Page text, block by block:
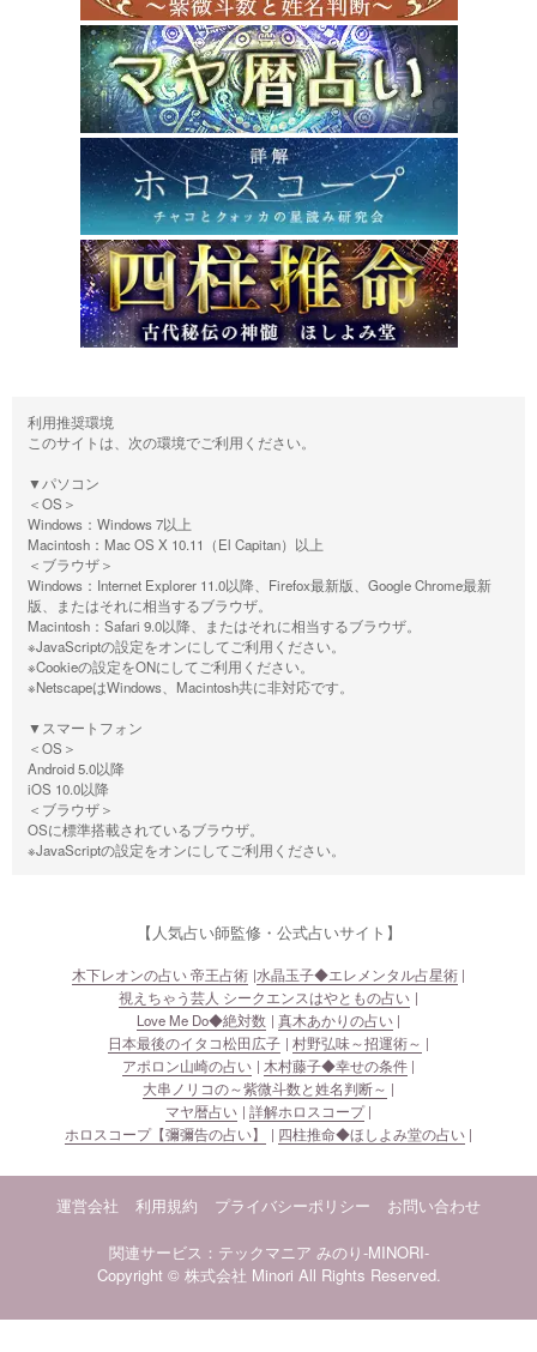
利用推奨環境
このサイトは、次の環境でご利用ください。
▼パソコン
＜OS＞
Windows：Windows 7以上
Macintosh：Mac OS X 10.11（El Capitan）以上
＜ブラウザ＞
Windows：Internet Explorer 11.0以降、Firefox最新版、Google Chrome最新
版、またはそれに相当するブラウザ。
Macintosh：Safari 9.0以降、またはそれに相当するブラウザ。
※JavaScriptの設定をオンにしてご利用ください。
※Cookieの設定をONにしてご利用ください。
※NetscapeはWindows、Macintosh共に非対応です。
▼スマートフォン
＜OS＞
Android 5.0以降
iOS 10.0以降
＜ブラウザ＞
OSに標準搭載されているブラウザ。
※JavaScriptの設定をオンにしてご利用ください。
【人気占い師監修・公式占いサイト】
木下レオンの占い 帝王占術 水晶玉子◆エレメンタル占星術
視えちゃう芸人 シークエンスはやともの占い
Love Me Do◆絶対数
真木あかりの占い
日本最後のイタコ松田広子
村野弘味～招運術～
アポロン山崎の占い
木村藤子◆幸せの条件
大串ノリコの～紫微斗数と姓名判断～
マヤ暦占い
詳解ホロスコープ
ホロスコープ【彌彌告の占い】
四柱推命◆ほしよみ堂の占い
運営会社 利用規約 プライバシーポリシー お問い合わせ
関連サービス：テックマニア みのり-MINORI-
Copyright © 株式会社 Minori All Rights Reserved.